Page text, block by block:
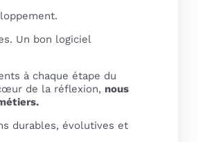
Un bon logiciel
à chaque étape du
de la réflexion, nous
durables, évolutives et